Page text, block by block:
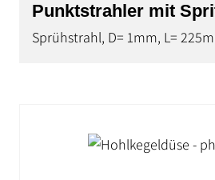
Punktstrahler mit
Sprühstrahl, D= 1mm, L=